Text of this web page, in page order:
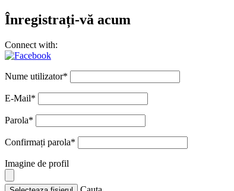
Înregistrați-vă acum
Connect with:
Nume utilizator*
E-Mail*
Parola*
Confirmați parola*
Imagine de profil